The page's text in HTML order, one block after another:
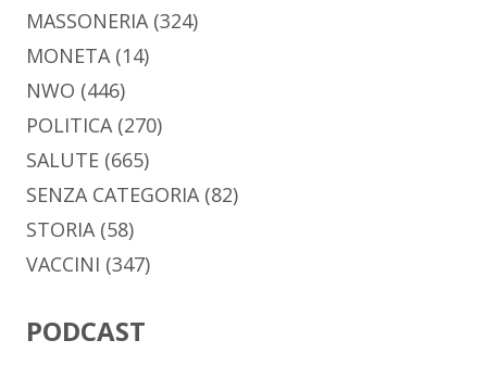
MASSONERIA (324)
MONETA (14)
NWO (446)
POLITICA (270)
SALUTE (665)
SENZA CATEGORIA (82)
STORIA (58)
VACCINI (347)
PODCAST